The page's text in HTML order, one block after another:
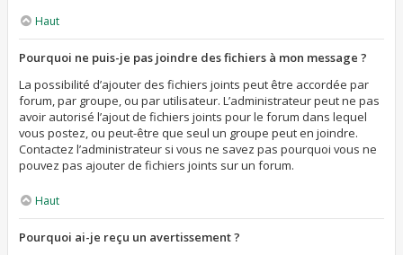
Haut
Pourquoi ne puis-je pas joindre des fichiers à mon message ?
La possibilité d’ajouter des fichiers joints peut être accordée par
forum, par groupe, ou par utilisateur. L’administrateur peut ne pas
avoir autorisé l’ajout de fichiers joints pour le forum dans lequel
vous postez, ou peut-être que seul un groupe peut en joindre.
Contactez l’administrateur si vous ne savez pas pourquoi vous ne
pouvez pas ajouter de fichiers joints sur un forum.
Haut
Pourquoi ai-je reçu un avertissement ?